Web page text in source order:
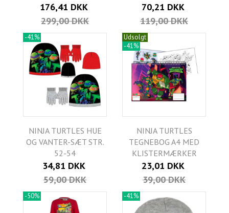
176,41 DKK
299,00 DKK
70,21 DKK
119,00 DKK
-41%
NINJA TURTLES HUE
OG VANTER-SÆT STR.
52-54
34,81 DKK
59,00 DKK
Udsolgt
-41%
NINJA TURTLES
TEGNEBOG A4 MED
KLISTERMÆRKER
23,01 DKK
39,00 DKK
-50% -41%